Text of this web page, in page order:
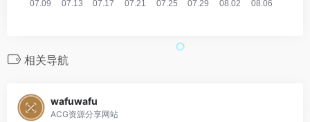
相关导航
wafuwafu
ACG资源分享网站